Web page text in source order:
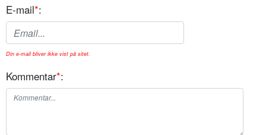
E-mail*:
Din e-mail bliver ikke vist på sitet.
Kommentar*: